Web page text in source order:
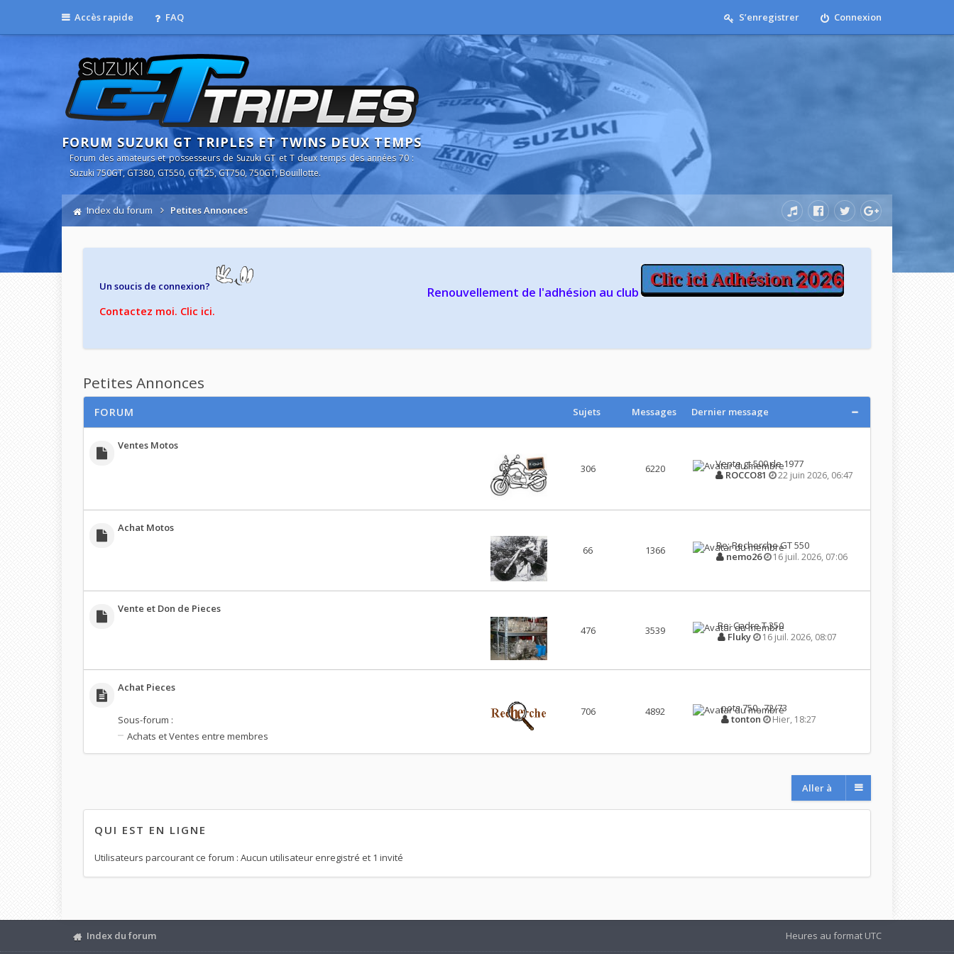
Accès rapide FAQ Connexion
S’enregistrer
FORUM SUZUKI GT TRIPLES ET TWINS DEUX TEMPS
Forum des amateurs et possesseurs de Suzuki GT et T deux temps des années 70 :
Suzuki 750GT, GT380, GT550, GT125, GT750, 750GT, Bouillotte.
Index du forum Petites Annonces
Un soucis de connexion?
Contactez moi. Clic ici.
Renouvellement de l'adhésion au club
Petites Annonces
FORUM Sujets Messages Dernier message
Ventes Motos
306
6220
Vente gt 500 de 1977
ROCCO81
22 juin 2026, 06:47
Achat Motos
66
1366
Re: Recherche GT 550
nemo26
16 juil. 2026, 07:06
Vente et Don de Pieces
476
3539
Re: Cadre T 350
Fluky
16 juil. 2026, 08:07
Achat Pieces
Sous-forum :
Achats et Ventes entre membres
706 4892
pots 750 , 72/73
tonton
Hier, 18:27
Aller à
QUI EST EN LIGNE
Utilisateurs parcourant ce forum : Aucun utilisateur enregistré et 1 invité
Index du forum Heures au format UTC